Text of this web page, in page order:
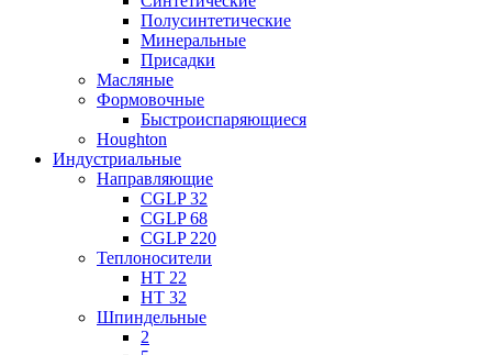
Полусинтетические
Минеральные
Присадки
Масляные
Формовочные
Быстроиспаряющиеся
Houghton
Индустриальные
Направляющие
CGLP 32
CGLP 68
CGLP 220
Теплоносители
HT 22
HT 32
Шпиндельные
2